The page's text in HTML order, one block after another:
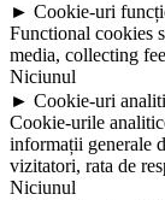
► Cookie-uri
Functional cookies
media, collecting
Niciunul
► Cookie-uri
Cookie-urile
informații generale
vizitatori, rata de
Niciunul